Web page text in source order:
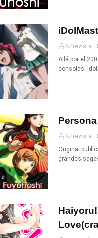
KZrevista
Allá por el
consolas:
KZrevista
Original
grandes